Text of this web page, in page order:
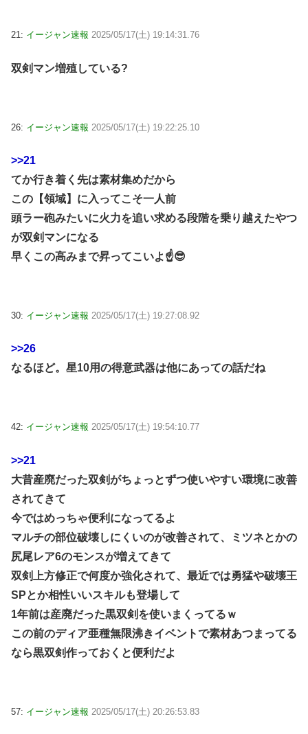
21: イージャン速報 2025/05/17(土) 19:14:31.76
双剣マン増殖している?
26: イージャン速報 2025/05/17(土) 19:22:25.10
>>21
てか行き着く先は素材集めだから
この【領域】に入ってこそ一人前
頭ラー砲みたいに火力を追い求める段階を乗り越えたやつ
が双剣マンになる
早くこの高みまで昇ってこいよ☝😎
30: イージャン速報 2025/05/17(土) 19:27:08.92
>>26
なるほど。星10用の得意武器は他にあっての話だね
42: イージャン速報 2025/05/17(土) 19:54:10.77
>>21
大昔産廃だった双剣がちょっとずつ使いやすい環境に改善
されてきて
今ではめっちゃ便利になってるよ
マルチの部位破壊しにくいのが改善されて、ミツネとかの
尻尾レア6のモンスが増えてきて
双剣上方修正で何度か強化されて、最近では勇猛や破壊王
SPとか相性いいスキルも登場して
1年前は産廃だった黒双剣を使いまくってるｗ
この前のディア亜種無限沸きイベントで素材あつまってる
なら黒双剣作っておくと便利だよ
57: イージャン速報 2025/05/17(土) 20:26:53.83